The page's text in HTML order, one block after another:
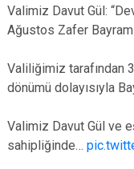
Valimiz Davut Gül:
Ağustos Zafer
Valiliğimiz tarafından
dönümü dolayısıyla
Valimiz Davut Gül ve
sahipliğinde…